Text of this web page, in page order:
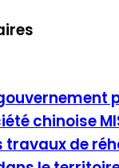
chinoise
travaux de